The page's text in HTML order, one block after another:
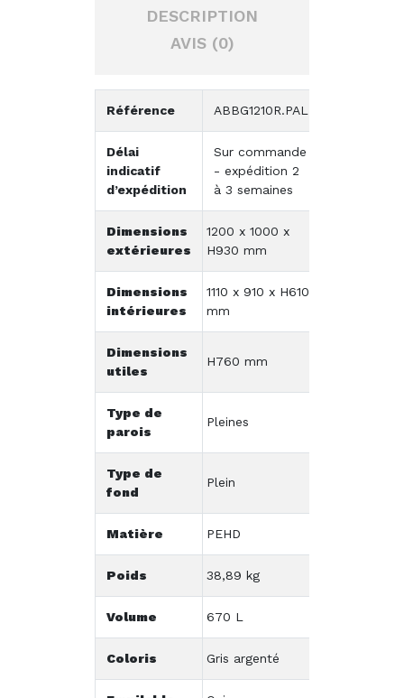
DESCRIPTION
AVIS (0)
Référence ABBG1210R.PAL
Délai
indicatif
d’expédition
Sur commande
- expédition 2
à 3 semaines
Dimensions
extérieures
1200 x 1000 x
H930 mm
Dimensions
intérieures
1110 x 910 x H610
mm
Dimensions
utiles
H760 mm
Type de
parois
Pleines
Type de
fond
Plein
Matière PEHD
Poids 38,89 kg
Volume 670 L
Coloris Gris argenté